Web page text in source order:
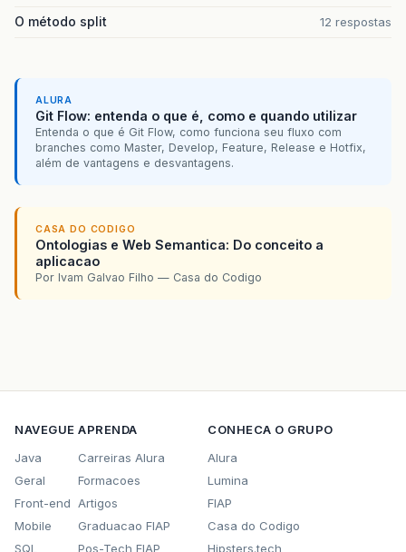
O método split 12 respostas
ALURA
Git Flow: entenda o que é, como e quando utilizar
Entenda o que é Git Flow, como funciona seu fluxo com
branches como Master, Develop, Feature, Release e Hotfix,
além de vantagens e desvantagens.
CASA DO CODIGO
Ontologias e Web Semantica: Do conceito a
aplicacao
Por Ivam Galvao Filho — Casa do Codigo
NAVEGUE
Java
Geral
Front-end
Mobile
SQL
APRENDA
Carreiras Alura
Formacoes
Artigos
Graduacao FIAP
Pos-Tech FIAP
CONHECA O GRUPO
Alura
Lumina
FIAP
Casa do Codigo
Hipsters.tech